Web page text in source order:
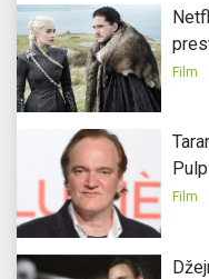
Film
Film